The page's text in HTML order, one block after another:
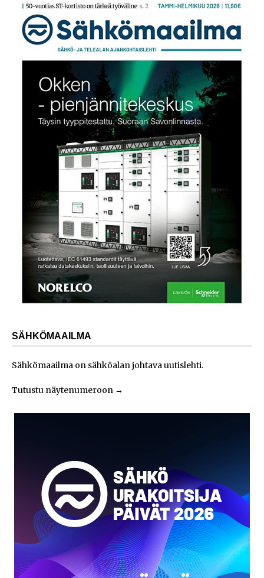
SÄHKÖMAAILMA
Sähkömaailma on sähköalan johtava uutislehti.
Tutustu näytenumeroon →